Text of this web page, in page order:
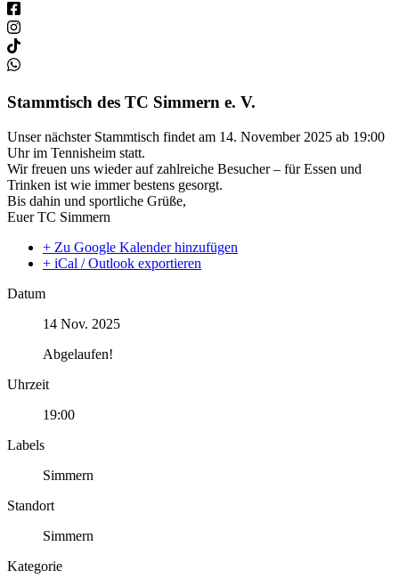
Stammtisch des TC Simmern e. V.
Unser nächster Stammtisch findet am 14. November 2025 ab 19:00
Uhr im Tennisheim statt.
Wir freuen uns wieder auf zahlreiche Besucher – für Essen und
Trinken ist wie immer bestens gesorgt.
Bis dahin und sportliche Grüße,
Euer TC Simmern
+ Zu Google Kalender hinzufügen
+ iCal / Outlook exportieren
Datum
14 Nov. 2025
Abgelaufen!
Uhrzeit
19:00
Labels
Simmern
Standort
Simmern
Kategorie